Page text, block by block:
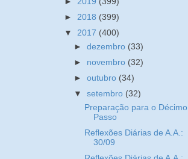
► 2018 (399)
▼ 2017 (400)
►dezembro (33)
► novembro (32)
►outubro (34)
▼setembro (32)
Preparação para o Décimo
Passo
Reflexões Diárias de A.A.:
30/09